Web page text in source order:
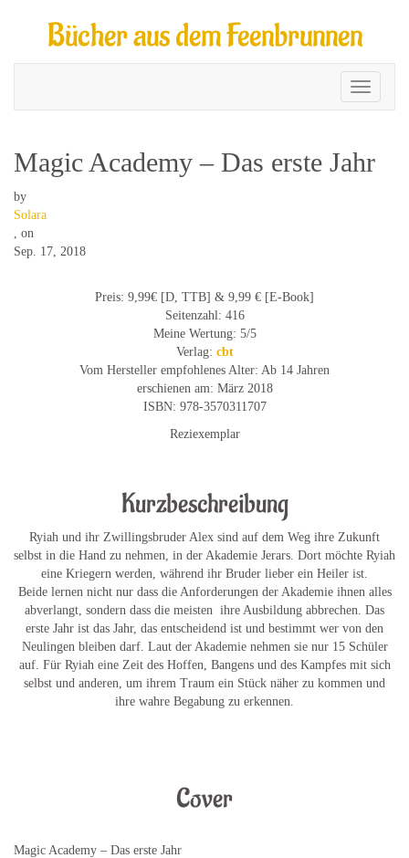
Bücher aus dem Feenbrunnen
Toggle
Magic Academy – Das erste Jahr
by
Solara
, on
Sep. 17, 2018
Preis: 9,99€ [D, TTB] & 9,99 € [E-Book]
Seitenzahl: 416
Meine Wertung: 5/5
Verlag: cbt
Vom Hersteller empfohlenes Alter: Ab 14 Jahren
erschienen am: März 2018
ISBN: 978-3570311707
Reziexemplar
Kurzbeschreibung
Ryiah und ihr Zwillingsbruder Alex sind auf dem Weg ihre Zukunft
selbst in die Hand zu nehmen, in der Akademie Jerars. Dort möchte Ryiah
eine Kriegern werden, während ihr Bruder lieber ein Heiler ist.
Beide lernen nicht nur dass die Anforderungen der Akademie ihnen alles
abverlangt, sondern dass die meisten ihre Ausbildung abbrechen. Das
erste Jahr ist das Jahr, das entscheidend ist und bestimmt wer von den
Neulingen bleiben darf. Laut der Akademie nehmen sie nur 15 Schüler
auf. Für Ryiah eine Zeit des Hoffen, Bangens und des Kampfes mit sich
selbst und anderen, um ihrem Traum ein Stück näher zu kommen und
ihre wahre Begabung zu erkennen.
Cover
Magic Academy – Das erste Jahr